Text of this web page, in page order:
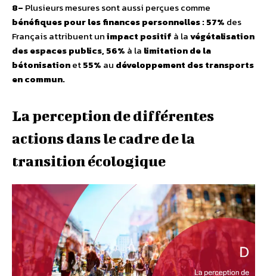
8– Plusieurs mesures sont aussi perçues comme
bénéfiques pour les finances personnelles : 57% des
Français attribuent unimpact positif à lavégétalisation
des espaces publics, 56% à la limitation de la
bétonisationet55% au développement des transports
en commun.
La perception de différentes
actions dans le cadre de la
transition écologique